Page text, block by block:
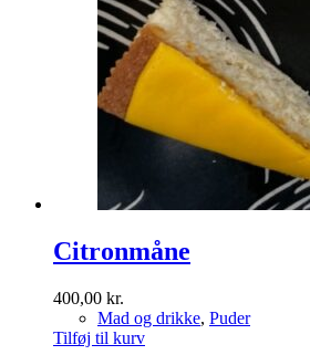
Citronmåne
400,00 kr.
Mad og drikke, Puder
Tilføj til kurv